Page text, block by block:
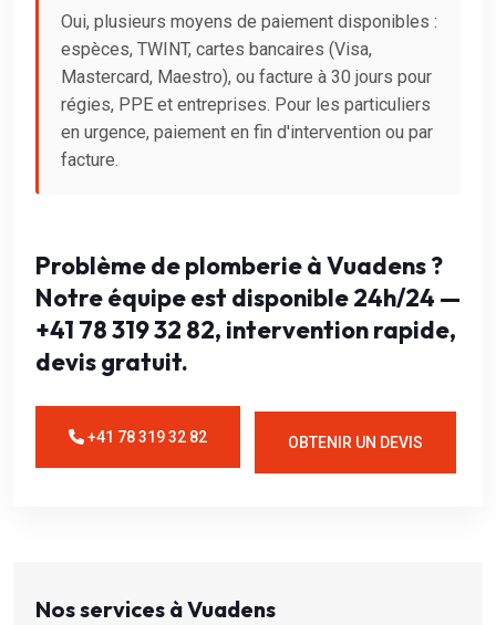
Oui, plusieurs moyens de paiement disponibles :
espèces, TWINT, cartes bancaires (Visa,
Mastercard, Maestro), ou facture à 30 jours pour
régies, PPE et entreprises. Pour les particuliers
en urgence, paiement en fin d'intervention ou par
facture.
Problème de plomberie à Vuadens ?
Notre équipe est disponible 24h/24 —
+41 78 319 32 82, intervention rapide,
devis gratuit.
+41 78 319 32 82 OBTENIR UN DEVIS
Nos services à Vuadens